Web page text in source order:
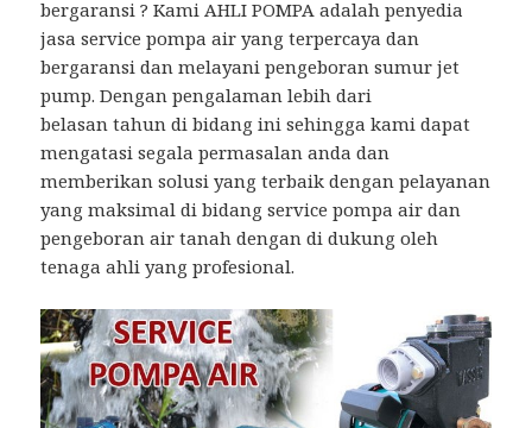
bergaransi ? Kami AHLI POMPA adalah penyedia
jasa service pompa air yang terpercaya dan
bergaransi dan melayani pengeboran sumur jet
pump. Dengan pengalaman lebih dari
belasan tahun di bidang ini sehingga kami dapat
mengatasi segala permasalan anda dan
memberikan solusi yang terbaik dengan pelayanan
yang maksimal di bidang service pompa air dan
pengeboran air tanah dengan di dukung oleh
tenaga ahli yang profesional.